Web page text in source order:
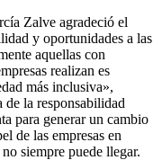
Zalve agradeció el
y oportunidades a las
aquellas con
realizan es
más inclusiva»,
la responsabilidad
para generar un cambio
de las empresas en
siempre puede llegar.